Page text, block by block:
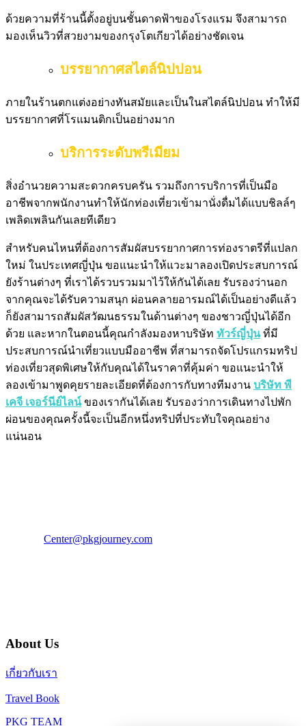
ด้วยความที่ร้านนี้ตั้งอยู่บนชั้นดาดฟ้าของโรงแรม จึงสามารถ
มองเห็นวิวที่สวยงามของกรุงโตเกียวได้อย่างชัดเจน
บรรยากาศสไตล์นิปปอน
ภายในร้านตกแต่งอย่างทันสมัยและเป็นในสไตล์นิปปอน ทำให้มี
บรรยากาศที่โรแมนติกเป็นอย่างมาก
บริการระดับพรีเมียม
สิ่งอำนวยความสะดวกครบครัน รวมถึงการบริการที่เป็นมือ
อาชีพจากพนักงานทำให้นักท่องเที่ยวเข้ามานั่งดื่มได้แบบชิลล์ๆ
เพลิดเพลินกันเลยทีเดียว
สำหรับคนไหนที่ต้องการสัมผัสบรรยากาศการท่องราตรีที่แปลก
ใหม่ ในประเทศญี่ปุ่น ขอแนะนำให้แวะมาลองเปิดประสบการณ์
ยังร้านต่างๆ ที่เราได้รวบรวมมาไว้ให้กันได้เลย รับรองว่านอก
จากคุณจะได้รับความสนุก ผ่อนคลายอารมณ์ได้เป็นอย่างดีแล้ว
ก็ยังสามารถสัมผัสวัฒนธรรมในด้านต่างๆ ของชาวญี่ปุ่นได้อีก
ด้วย และหากในตอนนี้คุณกำลังมองหาบริษัท ทัวร์ญี่ปุ่นที่มี
ประสบการณ์นำเที่ยวแบบมืออาชีพ ที่สามารถจัดโปรแกรมทริป
ท่องเที่ยวสุดพิเศษให้กับคุณได้ในราคาที่คุ้มค่า ขอแนะนำให้
ลองเข้ามาพูดคุยรายละเอียดที่ต้องการกับทางทีมงาน บริษัท พี
เคจี เจอร์นีย์ไลน์ของเรากันได้เลย รับรองว่าการเดินทางไปพัก
ผ่อนของคุณครั้งนี้จะเป็นอีกหนึ่งทริปที่ประทับใจคุณอย่าง
แน่นอน
Center@pkgjourney.com
About Us
เกี่ยวกับเรา
Travel Book
PKG TEAM